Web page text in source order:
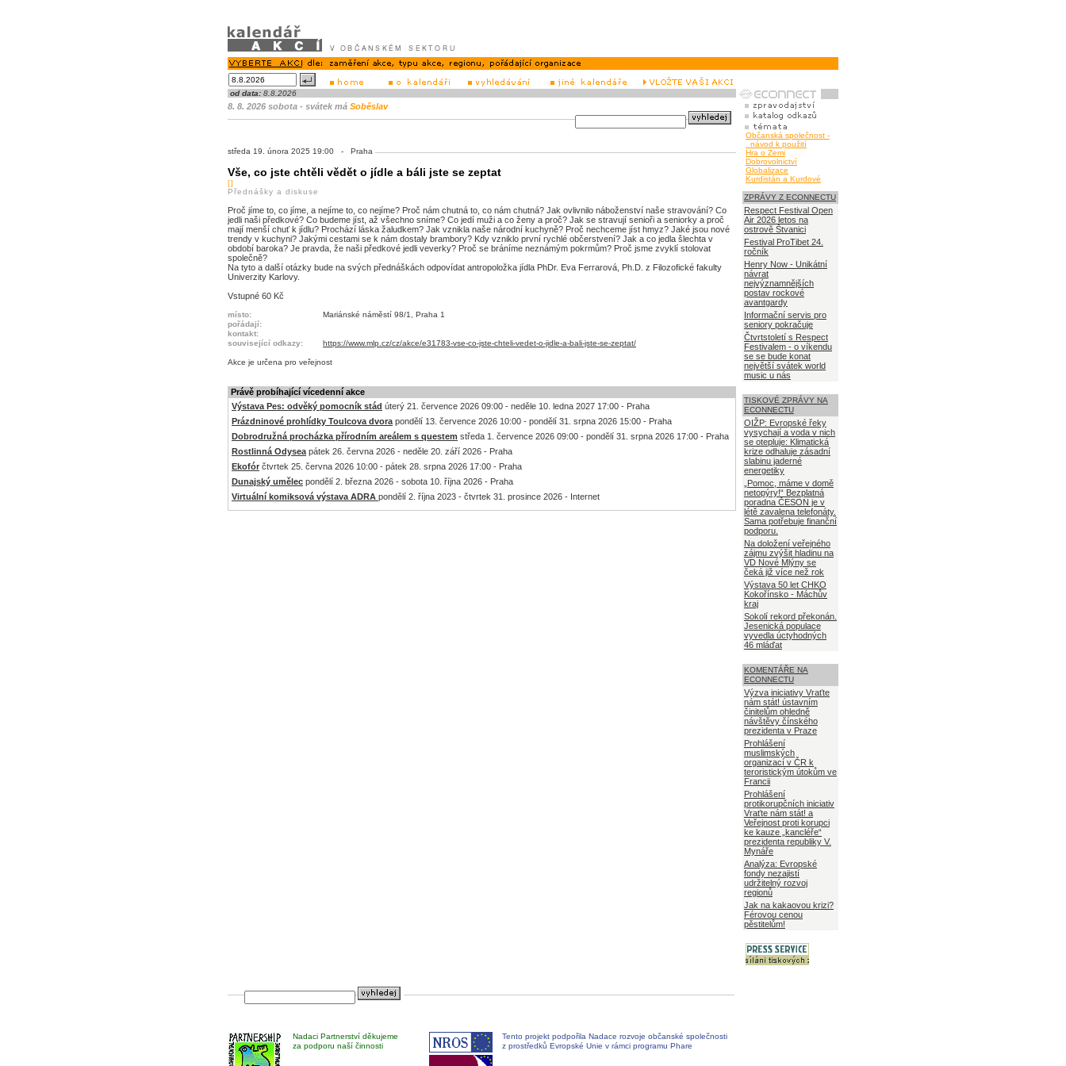
od data: 8.8.2026
8. 8. 2026 sobota - svátek má Soběslav
středa 19. února 2025 19:00 - Praha
Vše, co jste chtěli vědět o jídle a báli jste se zeptat
[]
Přednášky a diskuse
Proč jíme to, co jíme, a nejíme to, co nejíme? Proč nám chutná to, co nám chutná? Jak ovlivnilo náboženství naše stravování? Co
jedli naši předkové? Co budeme jíst, až všechno sníme? Co jedí muži a co ženy a proč? Jak se stravují senioři a seniorky a proč
mají menší chuť k jídlu? Prochází láska žaludkem? Jak vznikla naše národní kuchyně? Proč nechceme jíst hmyz? Jaké jsou nové
trendy v kuchyni? Jakými cestami se k nám dostaly brambory? Kdy vzniklo první rychlé občerstvení? Jak a co jedla šlechta v
období baroka? Je pravda, že naši předkové jedli veverky? Proč se bráníme neznámým pokrmům? Proč jsme zvyklí stolovat
společně?
Na tyto a další otázky bude na svých přednáškách odpovídat antropoložka jídla PhDr. Eva Ferrarová, Ph.D. z Filozofické fakulty
Univerzity Karlovy.
Vstupné 60 Kč
místo:
Mariánské náměstí 98/1, Praha 1
pořádají:
kontakt:
související odkazy:
https://www.mlp.cz/cz/akce/e31783-vse-co-jste-chteli-vedet-o-jidle-a-bali-jste-se-zeptat/
Akce je určena pro veřejnost
Právě probíhající vícedenní akce
Výstava Pes: odvěký pomocník stád úterý 21. července 2026 09:00 - neděle 10. ledna 2027 17:00 - Praha
Prázdninové prohlídky Toulcova dvora pondělí 13. července 2026 10:00 - pondělí 31. srpna 2026 15:00 - Praha
Dobrodružná procházka přírodním areálem s questem středa 1. července 2026 09:00 - pondělí 31. srpna 2026 17:00 - Praha
Rostlinná Odysea pátek 26. června 2026 - neděle 20. září 2026 - Praha
Ekofór čtvrtek 25. června 2026 10:00 - pátek 28. srpna 2026 17:00 - Praha
Dunajský umělec pondělí 2. března 2026 - sobota 10. října 2026 - Praha
Virtuální komiksová výstava ADRA pondělí 2. října 2023 - čtvrtek 31. prosince 2026 - Internet
Občanská společnost -
návod k použití
Hra o Zemi
Dobrovolnictví
Globalizace
Kurdistán a Kurdové
ZPRÁVY Z ECONNECTU
Respect Festival Open
Air 2026 letos na
ostrově Štvanici
Festival ProTibet 24.
ročník
Henry Now - Unikátní
návrat
nejvýznamnějších
postav rockové
avantgardy
Informační servis pro
seniory pokračuje
Čtvrtstoletí s Respect
Festivalem - o víkendu
se se bude konat
největší svátek world
music u nás
TISKOVÉ ZPRÁVY NA
ECONNECTU
OIŽP: Evropské řeky
vysychají a voda v nich
se otepluje: Klimatická
krize odhaluje zásadní
slabinu jaderné
energetiky
„Pomoc, máme v domě
netopýry!“ Bezplatná
poradna ČESON je v
létě zavalena telefonáty.
Sama potřebuje finanční
podporu.
Na doložení veřejného
zájmu zvýšit hladinu na
VD Nové Mlýny se
čeká již více než rok
Výstava 50 let CHKO
Kokořínsko - Máchův
kraj
Sokolí rekord překonán.
Jesenická populace
vyvedla úctyhodných
46 mláďat
KOMENTÁŘE NA
ECONNECTU
Výzva iniciativy Vraťte
nám stát! ústavním
činitelům ohledně
návštěvy čínského
prezidenta v Praze
Prohlášení
muslimských
organizací v ČR k
teroristickým útokům ve
Francii
Prohlášení
protikorupčních iniciativ
Vraťte nám stát! a
Veřejnost proti korupci
ke kauze „kancléře“
prezidenta republiky V.
Mynáře
Analýza: Evropské
fondy nezajistí
udržitelný rozvoj
regionů
Jak na kakaovou krizi?
Férovou cenou
pěstitelům!
Nadaci Partnerství děkujeme
za podporu naší činnosti
Tento projekt podpořila Nadace rozvoje občanské společnosti
z prostředků Evropské Unie v rámci programu Phare